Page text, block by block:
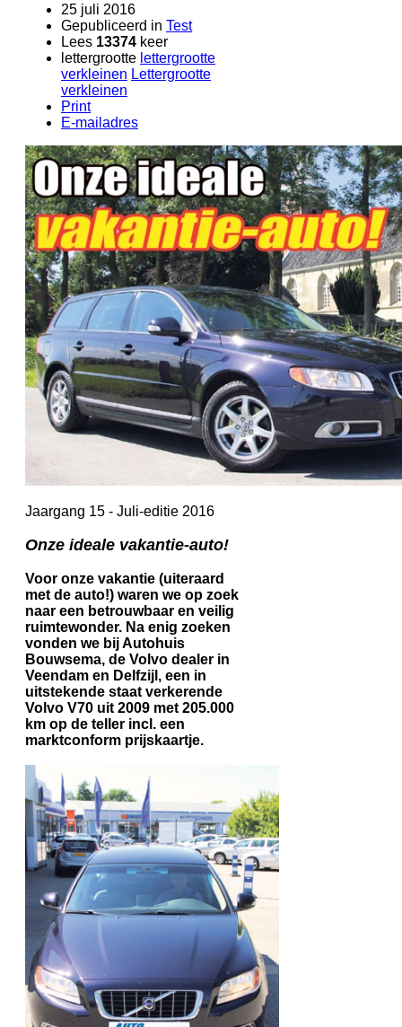
25 juli 2016
Gepubliceerd in Test
Lees 13374 keer
lettergrootte lettergrootte
verkleinen Lettergrootte
verkleinen
Print
E-mailadres
Jaargang 15 - Juli-editie 2016
Onze ideale vakantie-auto!
Voor onze vakantie (uiteraard
met de auto!) waren we op zoek
naar een betrouwbaar en veilig
ruimtewonder. Na enig zoeken
vonden we bij Autohuis
Bouwsema, de Volvo dealer in
Veendam en Delfzijl, een in
uitstekende staat verkerende
Volvo V70 uit 2009 met 205.000
km op de teller incl. een
marktconform prijskaartje.